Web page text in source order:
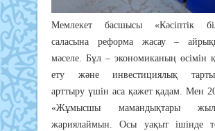
Мемлекет басшысы «Кәсіптік
саласына реформа жасау –
мәселе. Бұл – экономиканың өсімін
ету және инвестициялық
арттыру үшін аса қажет қадам. Мен
«Жұмысшы мамандықтары
жариялаймын. Осы уақыт ішінде